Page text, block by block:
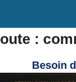
:
Besoin